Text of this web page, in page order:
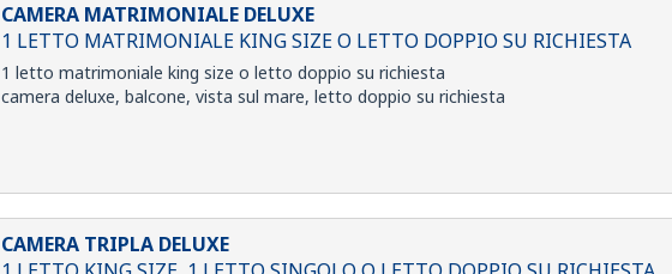
CAMERA MATRIMONIALE DELUXE
1 LETTO MATRIMONIALE KING SIZE O LETTO DOPPIO SU RICHIESTA
1 letto matrimoniale king size o letto doppio su richiesta
camera deluxe, balcone, vista sul mare, letto doppio su richiesta
CAMERA TRIPLA DELUXE